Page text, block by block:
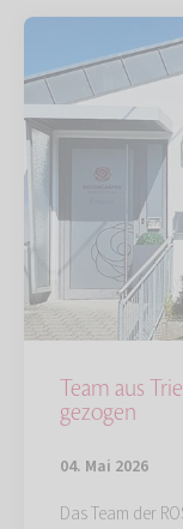
Team aus
gezogen
04. Mai 2026
Das Team der